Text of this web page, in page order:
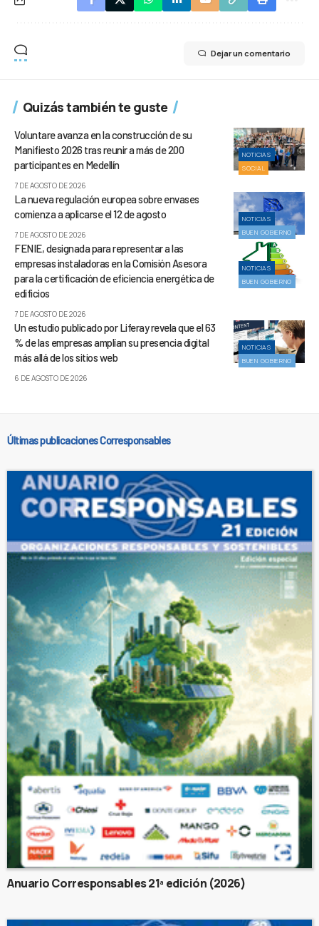
Dejar un comentario
Quizás también te guste
NOTICIAS
SOCIAL
Voluntare avanza en la construcción de su
Manifiesto 2026 tras reunir a más de 200
participantes en Medellín
7 DE AGOSTO DE 2026
NOTICIAS
BUEN GOBIERNO
La nueva regulación europea sobre envases
comienza a aplicarse el 12 de agosto
7 DE AGOSTO DE 2026
NOTICIAS
BUEN GOBIERNO
FENIE, designada para representar a las
empresas instaladoras en la Comisión Asesora
para la certificación de eficiencia energética de
edificios
7 DE AGOSTO DE 2026
NOTICIAS
BUEN GOBIERNO
Un estudio publicado por Liferay revela que el 63
% de las empresas amplían su presencia digital
más allá de los sitios web
6 DE AGOSTO DE 2026
Últimas publicaciones Corresponsables
Anuario Corresponsables 21ª edición (2026)